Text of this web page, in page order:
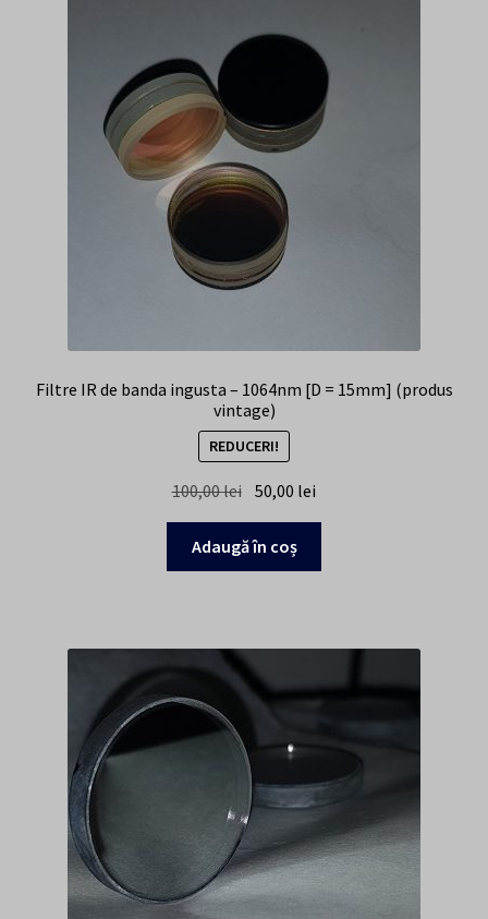
Filtre IR de banda ingusta – 1064nm [D = 15mm] (produs
vintage)
REDUCERI!
100,00lei Prețul
inițial
a
fost:
50,00 lei
curent
50,00 lei.
Adaugă în coș